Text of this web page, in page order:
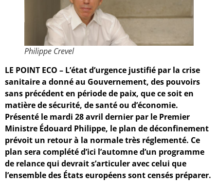
Philippe Crevel
LE POINT ECO – L’état d’urgence justifié par la crise
sanitaire a donné au Gouvernement, des pouvoirs
sans précédent en période de paix, que ce soit en
matière de sécurité, de santé ou d’économie.
Présenté le mardi 28 avril dernier par le Premier
Ministre Édouard Philippe, le plan de déconfinement
prévoit un retour à la normale très réglementé. Ce
plan sera complété d’ici l’automne d’un programme
de relance qui devrait s’articuler avec celui que
l’ensemble des États européens sont censés préparer.